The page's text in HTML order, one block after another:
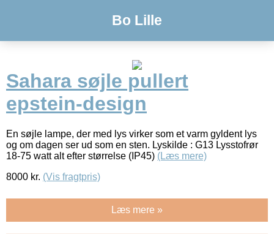
Bo Lille
Sahara søjle pullert
epstein-design
En søjle lampe, der med lys virker som et varm gyldent lys
og om dagen ser ud som en sten. Lyskilde : G13 Lysstofrør
18-75 watt alt efter størrelse (IP45) (Læs mere)
8000 kr. (Vis fragtpris)
Læs mere »